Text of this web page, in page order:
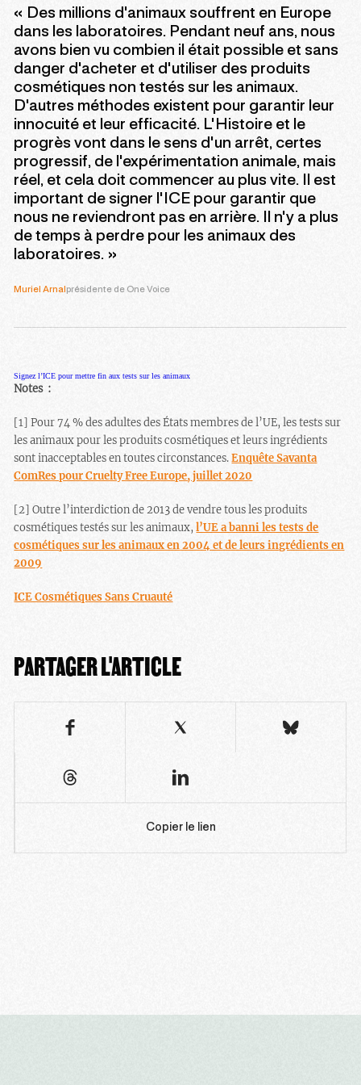
« Des millions d'animaux souffrent en Europe
dans les laboratoires. Pendant neuf ans, nous
avons bien vu combien il était possible et sans
danger d'acheter et d'utiliser des produits
cosmétiques non testés sur les animaux.
D'autres méthodes existent pour garantir leur
innocuité et leur efficacité. L'Histoire et le
progrès vont dans le sens d'un arrêt, certes
progressif, de l'expérimentation animale, mais
réel, et cela doit commencer au plus vite. Il est
important de signer l'ICE pour garantir que
nous ne reviendront pas en arrière. Il n'y a plus
de temps à perdre pour les animaux des
laboratoires. »
Muriel Arnal présidente de One Voice
Signez l’ICE pour mettre fin aux tests sur les animaux
Notes :
[1] Pour 74 % des adultes des États membres de l’UE, les tests sur
les animaux pour les produits cosmétiques et leurs ingrédients
sont inacceptables en toutes circonstances.Enquête Savanta
ComRes pour Cruelty Free Europe, juillet 2020
[2] Outre l’interdiction de 2013 de vendre tous les produits
cosmétiques testés sur les animaux,l’UE a banni les tests de
cosmétiques sur les animaux en 2004 et de leurs ingrédients en
2009
ICE Cosmétiques Sans Cruauté
PARTAGER L'ARTICLE
Copier le lien